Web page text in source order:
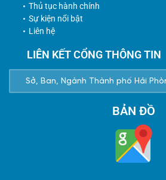
Thủ tục hành chính
Sự kiện nổi bật
Liên hệ
LIÊN KẾT CỔNG THÔNG TIN
BẢN ĐỒ